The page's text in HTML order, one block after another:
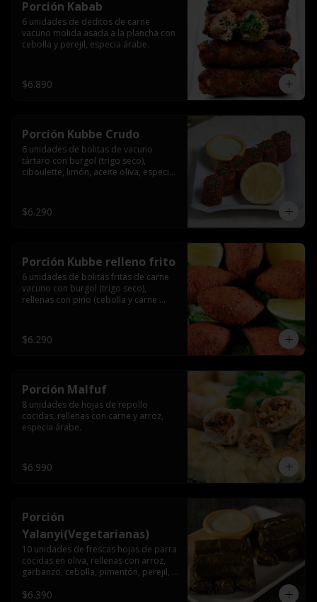
Porción Kabab
6 unidades de deditos de carne
vacuno molida asada a la plancha con
cebolla y perejil, especia árabe.
$6.890
Porción Kubbe Crudo
6 unidades de bolitas de vacuno
tártaro con burgol (trigo seco),
ciboulette, limón, aceite oliva, especia
$6.290
Porción Kubbe relleno frito
6 unidades de bolitas fritas de carne
vacuno con burgol (trigo seco),
rellenas con pino (cebolla y carne
$6.290
Porción Malfuf
8 unidades de hojas de repollo
cocidas, rellenas con carne y arroz,
especia árabe.
$6.990
Porción
Yalanyi(Vegetarianas)
10 unidades de frescas hojas de parra
cocidas en oliva, rellenas con arroz,
garbanzo, cebolla, pimentón, perejil,
$6.390